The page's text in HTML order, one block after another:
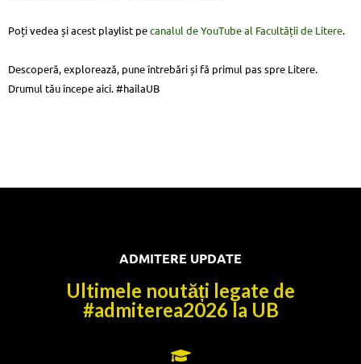
Poți vedea și acest playlist pecanalul de YouTube al Facultății de Litere.
Descoperă, explorează, pune întrebări și fă primul pas spre Litere.
Drumul tău începe aici. #hailaUB
ADMITERE UPDATE
Ultimele noutăți legate de
#admiterea2026 la UB